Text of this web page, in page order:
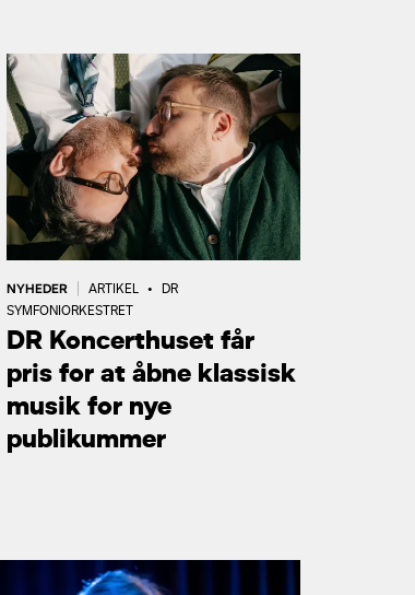
NYHEDER ARTIKEL •
DR
SYMFONIORKESTRET
DR Koncerthuset får
pris for at åbne klassisk
musik for nye
publikummer